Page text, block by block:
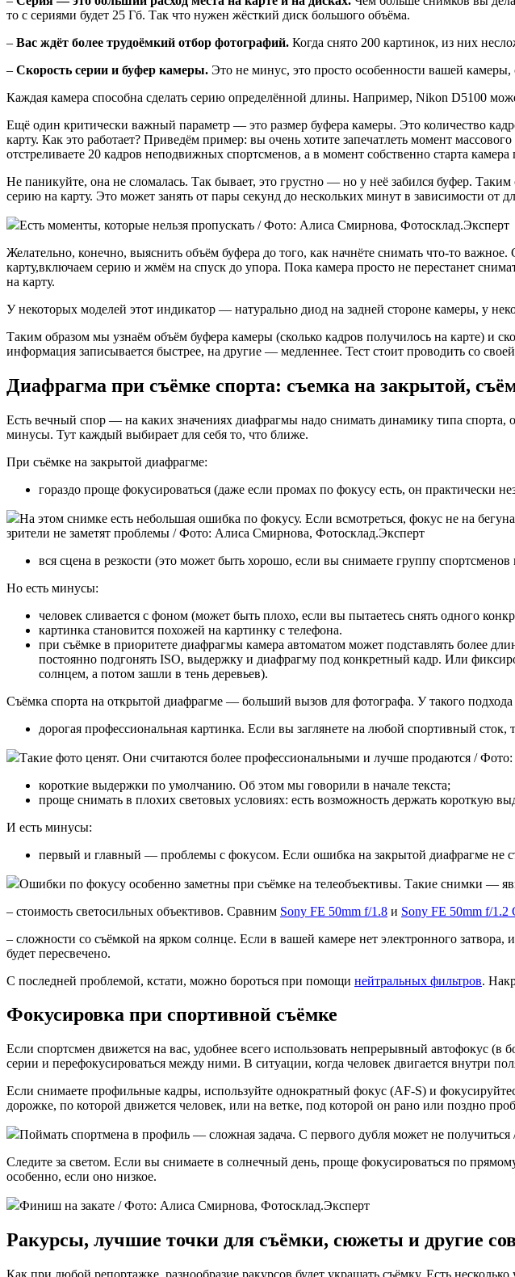
то с сериями будет 25 Гб. Так что нужен жёсткий диск большого объёма.
– Вас ждёт более трудоёмкий отбор фотографий. Когда снято 200 картинок, из них
– Скорость серии и буфер камеры. Это не минус, это просто особенности вашей
Каждая камера способна сделать серию определённой длины. Например, Nikon D5100
Ещё один критически важный параметр — это размер буфера камеры. Это количество
карту. Как это работает? Приведём пример: вы очень хотите запечатлеть момент
отстреливаете 20 кадров неподвижных спортсменов, а в момент собственно старта
Не паникуйте, она не сломалась. Так бывает, это грустно — но у неё забился буфер.
серию на карту. Это может занять от пары секунд до нескольких минут в зависимости от
Есть моменты, которые нельзя пропускать / Фото: Алиса Смирнова, Фотосклад.Эксперт
Желательно, конечно, выяснить объём буфера до того, как начнёте снимать что-то
карту,включаем серию и жмём на спуск до упора. Пока камера просто не перестанет
на карту.
У некоторых моделей этот индикатор — натурально диод на задней стороне камеры, у
Таким образом мы узнаём объём буфера камеры (сколько кадров получилось на карте) и
информация записывается быстрее, на другие — медленнее. Тест стоит проводить со
Диафрагма при съёмке спорта: съемка на закрытой,
Есть вечный спор — на каких значениях диафрагмы надо снимать динамику типа
минусы. Тут каждый выбирает для себя то, что ближе.
При съёмке на закрытой диафрагме:
гораздо проще фокусироваться (даже если промах по фокусу есть, он практически
На этом снимке есть небольшая ошибка по фокусу. Если всмотреться, фокус не на
зрители не заметят проблемы / Фото: Алиса Смирнова, Фотосклад.Эксперт
вся сцена в резкости (это может быть хорошо, если вы снимаете группу спортсменов
Но есть минусы:
человек сливается с фоном (может быть плохо, если вы пытаетесь снять одного
картинка становится похожей на картинку с телефона.
при съёмке в приоритете диафрагмы камера автоматом может подставлять более
постоянно подгонять ISO, выдержку и диафрагму под конкретный кадр. Или
солнцем, а потом зашли в тень деревьев).
Съёмка спорта на открытой диафрагме — больший вызов для фотографа. У такого подхода
дорогая профессиональная картинка. Если вы заглянете на любой спортивный
Такие фото ценят. Они считаются более профессиональными и лучше продаются /
короткие выдержки по умолчанию. Об этом мы говорили в начале текста;
проще снимать в плохих световых условиях: есть возможность держать короткую
И есть минусы:
первый и главный — проблемы с фокусом. Если ошибка на закрытой диафрагме не
Ошибки по фокусу особенно заметны при съёмке на телеобъективы. Такие снимки —
– стоимость светосильных объективов. Сравним Sony FE 50mm f/1.8 и Sony FE 50mm f/1.2
– сложности со съёмкой на ярком солнце. Если в вашей камере нет электронного
будет пересвечено.
С последней проблемой, кстати, можно бороться при помощи нейтральных фильтров.
Фокусировка при спортивной съёмке
Если спортсмен движется на вас, удобнее всего использовать непрерывный автофокус (в
серии и перефокусироваться между ними. В ситуации, когда человек двигается
Если снимаете профильные кадры, используйте однократный фокус (AF-S) и
дорожке, по которой движется человек, или на ветке, под которой он рано или поздно
Поймать спортмена в профиль — сложная задача. С первого дубля может не
Следите за светом. Если вы снимаете в солнечный день, проще фокусироваться по
особенно, если оно низкое.
Финиш на закате / Фото: Алиса Смирнова, Фотосклад.Эксперт
Ракурсы, лучшие точки для съёмки, сюжеты и другие